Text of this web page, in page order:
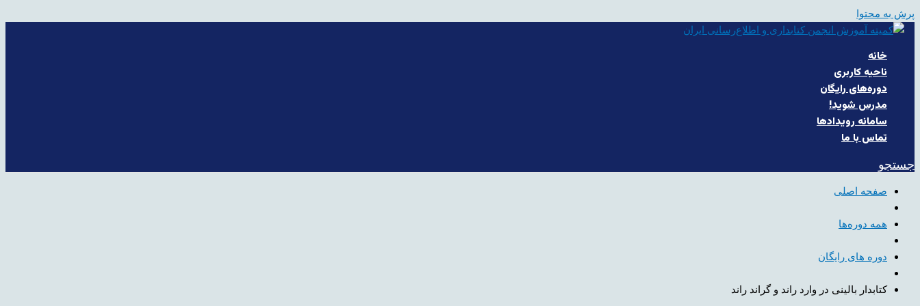
پرش به محتوا
خانه
ناحیه کاربری
دوره‌های رایگان
مدرس شوید!
سامانه رویدادها
تماس با ما
جستجو
صفحه اصلی
همه دوره‌ها
دوره های رایگان
کتابدار بالینی در وارد راند و گراند راند